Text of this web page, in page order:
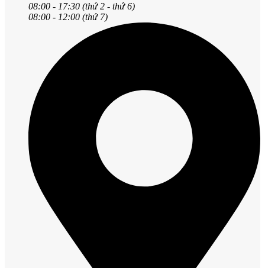
08:00 - 17:30 (thứ 2 - thứ 6)
08:00 - 12:00 (thứ 7)